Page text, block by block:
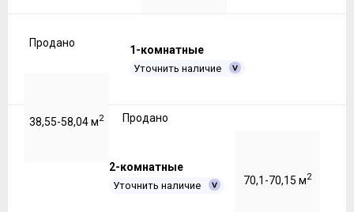
Продано
1-комнатные
Уточнить наличие
38,55-58,04 м2 Продано
2-комнатные
Уточнить наличие 70,1-70,15 м2